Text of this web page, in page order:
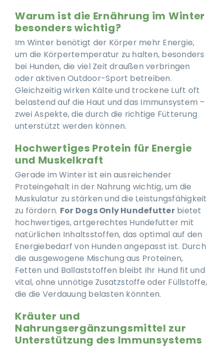
Warum ist die Ernährung im Winter
besonders wichtig?
Im Winter benötigt der Körper mehr Energie,
um die Körpertemperatur zu halten, besonders
bei Hunden, die viel Zeit draußen verbringen
oder aktiven Outdoor-Sport betreiben.
Gleichzeitig wirken Kälte und trockene Luft oft
belastend auf die Haut und das Immunsystem –
zwei Aspekte, die durch die richtige Fütterung
unterstützt werden können.
Hochwertiges Protein für Energie
und Muskelkraft
Gerade im Winter ist ein ausreichender
Proteingehalt in der Nahrung wichtig, um die
Muskulatur zu stärken und die Leistungsfähigkeit
zu fördern. For Dogs Only Hundefutterbietet
hochwertiges, artgerechtes Hundefutter mit
natürlichen Inhaltsstoffen, das optimal auf den
Energiebedarf von Hunden angepasst ist. Durch
die ausgewogene Mischung aus Proteinen,
Fetten und Ballaststoffen bleibt Ihr Hund fit und
vital, ohne unnötige Zusatzstoffe oder Füllstoffe,
die die Verdauung belasten könnten.
Kräuter und
Nahrungsergänzungsmittel zur
Unterstützung des Immunsystems